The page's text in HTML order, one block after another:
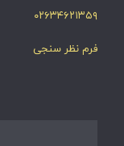
۰۲۶۳۴۶۲۱۳۵۹
فرم نظر سنجی